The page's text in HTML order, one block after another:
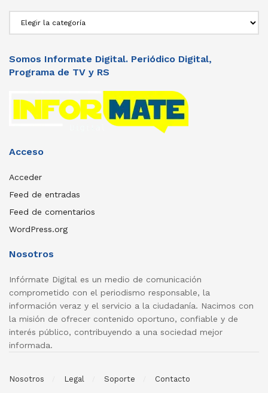
Somos Informate Digital. Periódico Digital,
Programa de TV y RS
Acceso
Acceder
Feed de entradas
Feed de comentarios
WordPress.org
Nosotros
Infórmate Digital es un medio de comunicación
comprometido con el periodismo responsable, la
información veraz y el servicio a la ciudadanía. Nacimos con
la misión de ofrecer contenido oportuno, confiable y de
interés público, contribuyendo a una sociedad mejor
informada.
Nosotros Legal Soporte Contacto